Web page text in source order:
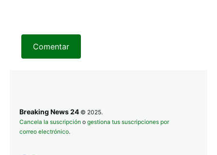
Comentar
Breaking News 24 © 2025.
Cancela la suscripción o gestiona tus suscripciones por
correo electrónico.